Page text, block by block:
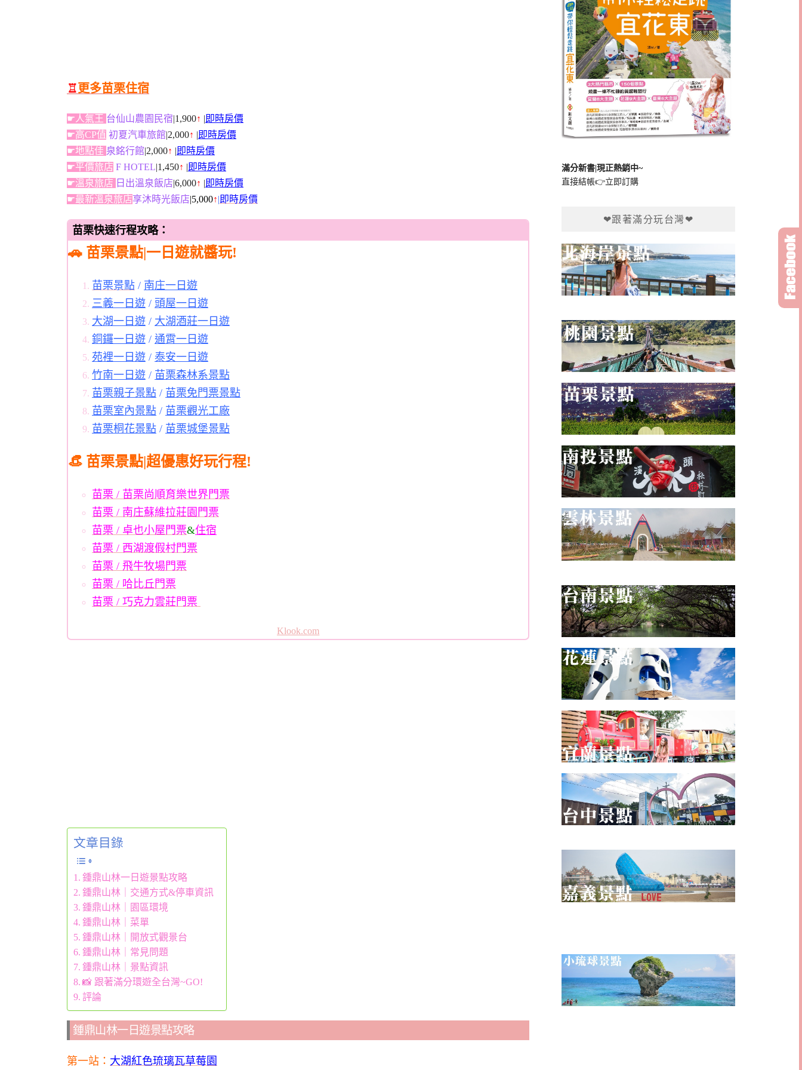
♖更多苗栗住宿
☛人氣王 台仙山農園民宿 |1,900↑ 即時房價
☛高CP值 初夏汽車旅館 |2,000↑ 即時房價
☛地點佳 泉銘行館 |2,000↑ 即時房價
☛平價旅店 F HOTEL |1,450↑ 即時房價
☛溫泉旅店 日出溫泉飯店 |6,000↑ 即時房價
☛最新溫泉旅店享沐時光飯店 |5,000↑ 即時房價
苗栗快速行程攻略：
🚗 苗栗景點|一日遊就醬玩!
苗栗景點 / 南庄一日遊
三義一日遊 / 頭屋一日遊
大湖一日遊 / 大湖酒莊一日遊
銅鑼一日遊 / 通霄一日遊
苑裡一日遊 / 泰安一日遊
竹南一日遊 / 苗栗森林系景點
苗栗親子景點 / 苗栗免門票景點
苗栗室內景點 / 苗栗觀光工廠
苗栗桐花景點 / 苗栗城堡景點
👒 苗栗景點|超優惠好玩行程!
苗栗 / 苗栗尚順育樂世界門票
苗栗 / 南庄蘇維拉莊園門票
苗栗 / 卓也小屋門票&住宿
苗栗 / 西湖渡假村門票
苗栗 / 飛牛牧場門票
苗栗 / 哈比丘門票
苗栗 / 巧克力雲莊門票
Klook.com
文章目錄
鍾鼎山林一日遊景點攻略
鍾鼎山林｜交通方式&停車資訊
鍾鼎山林｜園區環境
鍾鼎山林｜菜單
鍾鼎山林｜開放式觀景台
鍾鼎山林｜常見問題
鍾鼎山林｜景點資訊
📸 跟著滿分環遊全台灣~GO!
評論
鍾鼎山林一日遊景點攻略
第一站： 大湖紅色琉璃瓦草莓園
滿分新書|現正熱銷中~
直接結帳👉立即訂購
❤跟著滿分玩台灣❤